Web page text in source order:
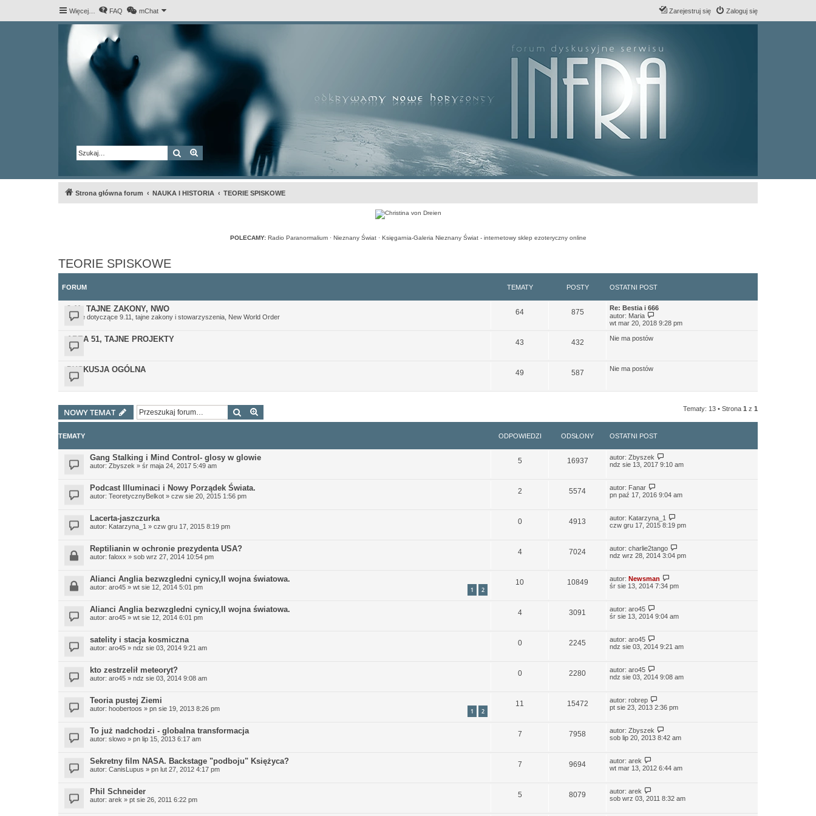
Więcej… FAQ mChat Zaloguj się
Zarejestruj się
Szukaj Wyszukiwanie zaawansowane
Strona główna forum NAUKA I HISTORIA TEORIE SPISKOWE
POLECAMY: Radio Paranormalium· Nieznany Świat· Księgarnia-Galeria Nieznany Świat - internetowy sklep ezoteryczny online
TEORIE SPISKOWE
FORUM TEMATY POSTY OSTATNI POST
9.11, TAJNE ZAKONY, NWO
Teorie dotyczące 9.11, tajne zakony i stowarzyszenia, New World Order
64 875
Re: Bestia i 666
autor: Maria
y
z
p
s
wt mar 20, 2018 9:28 pm
AREA 51, TAJNE PROJEKTY 43 432 Nie ma postów
DYSKUSJA OGÓLNA 49 587 Nie ma postów
NOWY TEMAT Szukaj Tematy: 13 • Strona 1 z 1
TEMATY ODPOWIEDZI ODSŁONY OSTATNI POST
Gang Stalking i Mind Control- glosy w glowie
autor: Zbyszek » śr maja 24, 2017 5:49 am
5 16937 autor: Zbyszek
ndz sie 13, 2017 9:10 am
Podcast Illuminaci i Nowy Porządek Świata.
autor: TeoretycznyBelkot » czw sie 20, 2015 1:56 pm
2 5574 autor: Fanar
pn paź 17, 2016 9:04 am
Lacerta-jaszczurka
autor: Katarzyna_1 » czw gru 17, 2015 8:19 pm
0 4913 autor: Katarzyna_1
czw gru 17, 2015 8:19 pm
Reptilianin w ochronie prezydenta USA?
autor: faloxx » sob wrz 27, 2014 10:54 pm
4 7024 autor: charlie2tango
ndz wrz 28, 2014 3:04 pm
Alianci Anglia bezwzgledni cynicy,II wojna światowa.
autor: aro45 » wt sie 12, 2014 5:01 pm 1 2
10 10849 autor: Newsman
śr sie 13, 2014 7:34 pm
Alianci Anglia bezwzgledni cynicy,II wojna światowa.
autor: aro45 » wt sie 12, 2014 6:01 pm
4 3091 autor: aro45
śr sie 13, 2014 9:04 am
satelity i stacja kosmiczna
autor: aro45 » ndz sie 03, 2014 9:21 am
0 2245 autor: aro45
ndz sie 03, 2014 9:21 am
kto zestrzelił meteoryt?
autor: aro45 » ndz sie 03, 2014 9:08 am
0 2280 autor: aro45
ndz sie 03, 2014 9:08 am
Teoria pustej Ziemi
autor: hoobertoos » pn sie 19, 2013 8:26 pm 1 2
11 15472 autor: robrep
pt sie 23, 2013 2:36 pm
To już nadchodzi - globalna transformacja
autor: slowo » pn lip 15, 2013 6:17 am
7 7958 autor: Zbyszek
sob lip 20, 2013 8:42 am
Sekretny film NASA. Backstage "podboju" Księżyca?
autor: CanisLupus » pn lut 27, 2012 4:17 pm
7 9694 autor: arek
wt mar 13, 2012 6:44 am
Phil Schneider
autor: arek » pt sie 26, 2011 6:22 pm
5 8079 autor: arek
sob wrz 03, 2011 8:32 am